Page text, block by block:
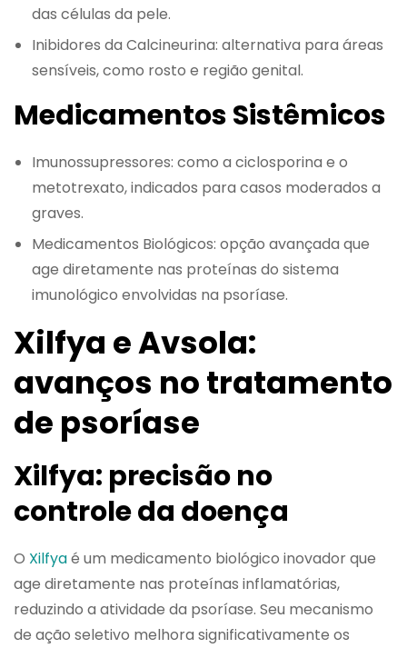
das células da pele.
Inibidores da Calcineurina: alternativa para áreas
sensíveis, como rosto e região genital.
Medicamentos Sistêmicos
Imunossupressores: como a ciclosporina e o
metotrexato, indicados para casos moderados a
graves.
Medicamentos Biológicos: opção avançada que
age diretamente nas proteínas do sistema
imunológico envolvidas na psoríase.
Xilfya e Avsola:
avanços no tratamento
de psoríase
Xilfya: precisão no
controle da doença
O Xilfyaé um medicamento biológico inovador que
age diretamente nas proteínas inflamatórias,
reduzindo a atividade da psoríase. Seu mecanismo
de ação seletivo melhora significativamente os